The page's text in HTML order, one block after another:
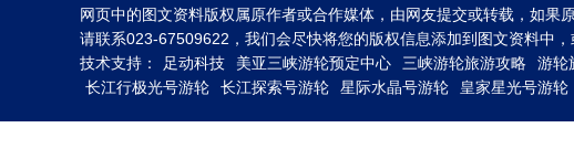
网页中的图文资料版权属原作者或合作媒体，由网友提交或转载，如果
请联系023-67509622，我们会尽快将您的版权信息添加到图文资料中，
技术支持：
足动科技 美亚三峡游轮预定中心 三峡游轮旅游攻略 游轮
长江行极光号游轮
长江探索号游轮 星际水晶号游轮 皇家星光号游轮